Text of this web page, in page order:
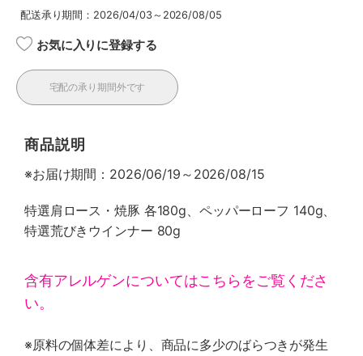
配送承り期間：2026/04/03～2026/08/05
お気に入りに登録する
宅配の承り期間外です
商品説明
※お届け期間：2026/06/19～2026/08/15
特選肩ロース・焼豚 各180g、ペッパーローフ 140g、
特選荒びきウインナー 80g
含有アレルゲンについてはこちらをご覧くださ
い。
※原料の個体差により、商品に多少のばらつきが発生